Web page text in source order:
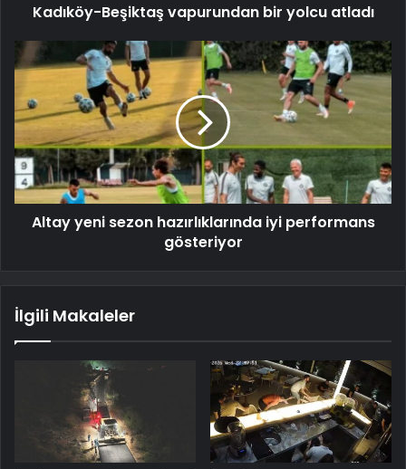
Kadıköy-Beşiktaş vapurundan bir yolcu atladı
Altay yeni sezon hazırlıklarında iyi performans
gösteriyor
İlgili Makaleler